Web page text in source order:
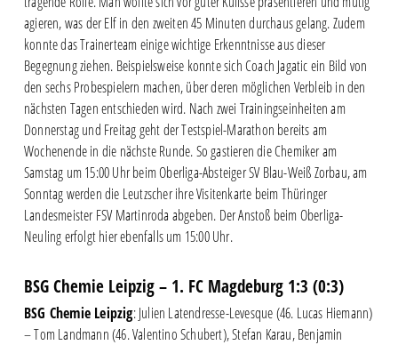
agieren, was der Elf in den zweiten 45 Minuten durchaus gelang. Zudem
konnte das Trainerteam einige wichtige Erkenntnisse aus dieser
Begegnung ziehen. Beispielsweise konnte sich Coach Jagatic ein Bild von
den sechs Probespielern machen, über deren möglichen Verbleib in den
nächsten Tagen entschieden wird. Nach zwei Trainingseinheiten am
Donnerstag und Freitag geht der Testspiel-Marathon bereits am
Wochenende in die nächste Runde. So gastieren die Chemiker am
Samstag um 15:00 Uhr beim Oberliga-Absteiger SV Blau-Weiß Zorbau, am
Sonntag werden die Leutzscher ihre Visitenkarte beim Thüringer
Landesmeister FSV Martinroda abgeben. Der Anstoß beim Oberliga-
Neuling erfolgt hier ebenfalls um 15:00 Uhr.
BSG Chemie Leipzig – 1. FC Magdeburg 1:3 (0:3)
BSG Chemie Leipzig: Julien Latendresse-Levesque (46. Lucas Hiemann)
– Tom Landmann (46. Valentino Schubert), Stefan Karau, Benjamin